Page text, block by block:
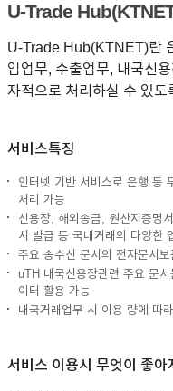
U-Trade
U-Trade Hub(KTNET)란
입업무, 수출업무, 내국신
자적으로 처리하실 수 있도
서비스특징
인터넷 기반 서비스로 은행 등
처리 가능
신용장, 해외송금, 원산지증명
서 발급 등 국내거래의 다양한
주요 송수신 문서의 전자문서
uTH 내국신용장관련 주요 문
이터 활용 가능
내국거래업무 시 이용 량에 따
서비스 이용시 무엇이 좋아